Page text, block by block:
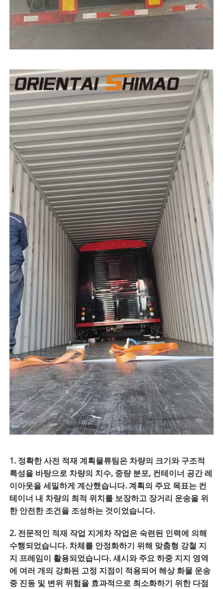
1. 정확한 사전 적재 계획물류팀은 차량의 크기와 구조적
특성을 바탕으로 차량의 치수, 중량 분포, 컨테이너 공간 레
이아웃을 세밀하게 계산했습니다. 계획의 주요 목표는 컨
테이너 내 차량의 최적 위치를 보장하고 장거리 운송을 위
한 안전한 조건을 조성하는 것이었습니다.
2. 전문적인 적재 작업 지게차 작업은 숙련된 인력에 의해
수행되었습니다. 차체를 안정화하기 위해 맞춤형 강철 지
지 프레임이 활용되었습니다. 섀시와 주요 하중 지지 영역
에 여러 개의 강화된 고정 지점이 적용되어 해상 화물 운송
중 진동 및 변위 위험을 효과적으로 최소화하기 위한 다점